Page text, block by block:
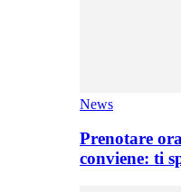
News
Prenotare
conviene: ti